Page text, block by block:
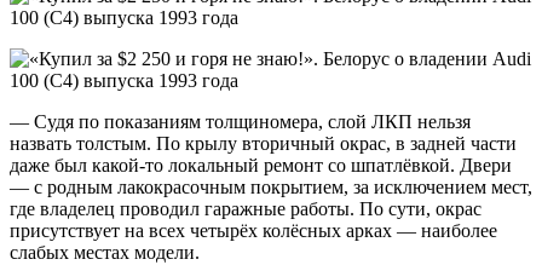
— Судя по показаниям толщиномера, слой ЛКП нельзя
назвать толстым. По крылу вторичный окрас, в задней части
даже был какой-то локальный ремонт со шпатлёвкой. Двери
— с родным лакокрасочным покрытием, за исключением мест,
где владелец проводил гаражные работы. По сути, окрас
присутствует на всех четырёх колёсных арках — наиболее
слабых местах модели.